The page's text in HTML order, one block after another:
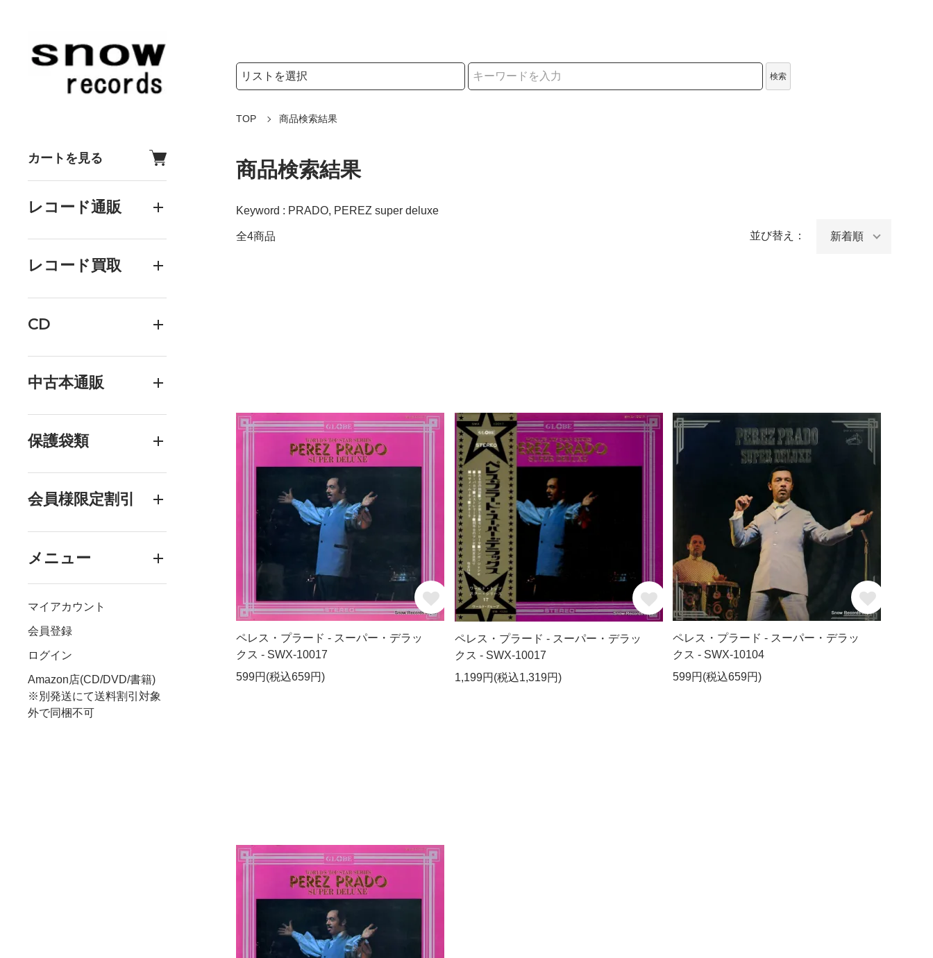
カートを見る
レコード通販
レコード買取
CD
中古本通販
保護袋類
会員様限定割引
メニュー
マイアカウント
会員登録
ログイン
Amazon店(CD/DVD/書籍)
※別発送にて送料割引対象
外で同梱不可
検索リストの選択
検索
TOP 商品検索結果
商品検索結果
Keyword : PRADO, PEREZ super deluxe
全4商品 並び替え：
ペレス・プラード - スーパー・デラッ
クス - SWX-10017
599円(税込659円)
ペレス・プラード - スーパー・デラッ
クス - SWX-10017
1,199円(税込1,319円)
ペレス・プラード - スーパー・デラッ
クス - SWX-10104
599円(税込659円)